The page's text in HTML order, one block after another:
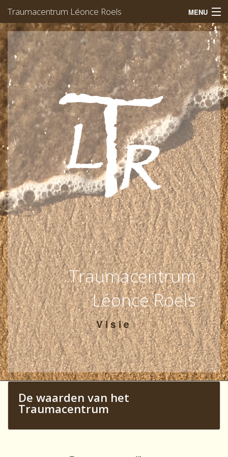
Traumacentrum Léonce Roels MENU
Welkom
Trauma
EMDR
Werking
Team
Afspraak
Léonce Roels
Contact
Traumacentrum
Léonce Roels
Visie
De waarden van het
Traumacentrum